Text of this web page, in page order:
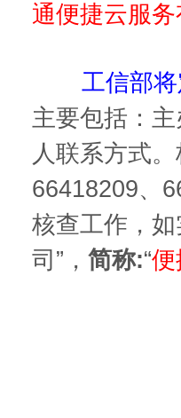
通便捷云服
工信部
主要包括：
人联系方式
66418209、
核查工作，
司”， 简称:“便